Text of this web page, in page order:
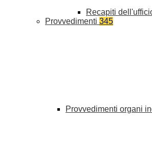
Recapiti
Provvedimenti 345
Provvedimenti organi